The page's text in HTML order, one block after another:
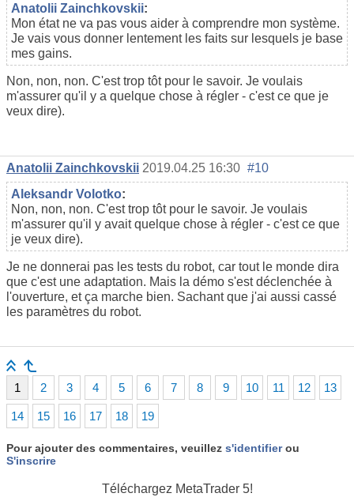
Anatolii Zainchkovskii:
Mon état ne va pas vous aider à comprendre mon système.
Je vais vous donner lentement les faits sur lesquels je base
mes gains.
Non, non, non. C'est trop tôt pour le savoir. Je voulais
m'assurer qu'il y a quelque chose à régler - c'est ce que je
veux dire).
Anatolii Zainchkovskii 2019.04.25 16:30 #10
Aleksandr Volotko:
Non, non, non. C'est trop tôt pour le savoir. Je voulais
m'assurer qu'il y avait quelque chose à régler - c'est ce que
je veux dire).
Je ne donnerai pas les tests du robot, car tout le monde dira
que c'est une adaptation. Mais la démo s'est déclenchée à
l'ouverture, et ça marche bien. Sachant que j'ai aussi cassé
les paramètres du robot.
1 2 3 4 5 6 7 8 9 10 11 12 13
14 15 16 17 18 19
Pour ajouter des commentaires, veuillez s'identifierou
S'inscrire
Téléchargez MetaTrader 5!